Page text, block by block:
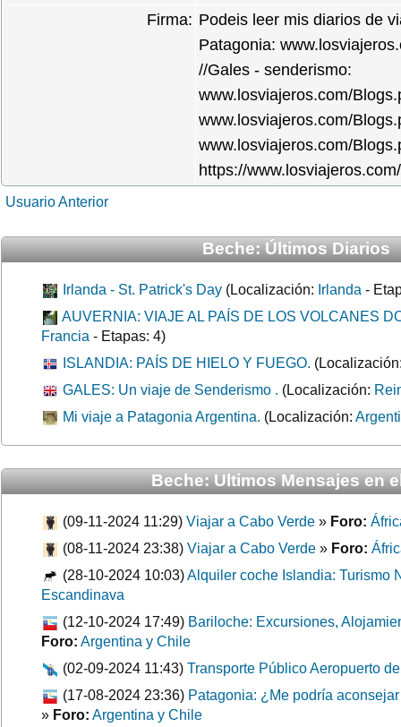
Firma: Podeis leer mis diarios de
Patagonia:
//Gales - senderismo:
www.losviajeros.com/
www.losviajeros.com/
www.losviajeros.com/
https://
Usuario Anterior
Beche: Últimos Diarios
Irlanda - St. Patrick's Day (Localización: Irlanda -
AUVERNIA: VIAJE AL PAÍS DE LOS VOLCANES
Francia - Etapas: 4)
ISLANDIA: PAÍS DE HIELO Y FUEGO.
GALES: Un viaje de Senderismo . (Localización:
Mi viaje a Patagonia Argentina. (Localización:
Beche: Ultimos Mensajes en
(09-11-2024 11:29) Viajar a Cabo Verde » Foro:
(08-11-2024 23:38) Viajar a Cabo Verde » Foro:
(28-10-2024 10:03)Alquiler coche Islandia: Turismo
Escandinava
(12-10-2024 17:49) Bariloche: Excursiones,
Foro: Argentina y Chile
(02-09-2024 11:43) Transporte Público Aeropuerto
(17-08-2024 23:36) Patagonia: ¿Me podría
» Foro: Argentina y Chile